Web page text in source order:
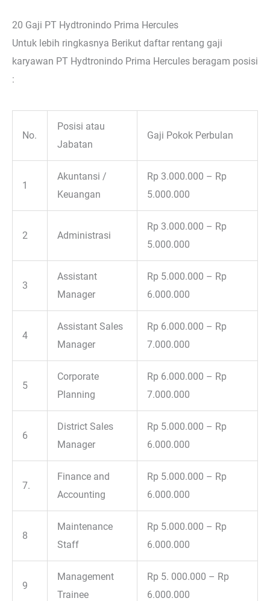
20 Gaji PT Hydtronindo Prima Hercules
Untuk lebih ringkasnya Berikut daftar rentang gaji
karyawan PT Hydtronindo Prima Hercules beragam posisi
:
No.
Posisi atau
Jabatan
Gaji Pokok Perbulan
1
Akuntansi /
Keuangan
Rp 3.000.000 – Rp
5.000.000
2 Administrasi
Rp 3.000.000 – Rp
5.000.000
3
Assistant
Manager
Rp 5.000.000 – Rp
6.000.000
4
Assistant Sales
Manager
Rp 6.000.000 – Rp
7.000.000
5
Corporate
Planning
Rp 6.000.000 – Rp
7.000.000
6
District Sales
Manager
Rp 5.000.000 – Rp
6.000.000
7.
Finance and
Accounting
Rp 5.000.000 – Rp
6.000.000
8
Maintenance
Staff
Rp 5.000.000 – Rp
6.000.000
9
Management
Trainee
Rp 5. 000.000 – Rp
6.000.000